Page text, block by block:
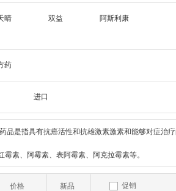
晴 双益 阿斯利康
药
进口
品是指具有抗癌活性和抗雄激素激素和能够对症治
霉素、阿霉素、表阿霉素、阿克拉霉素等。
价格 新品 促销